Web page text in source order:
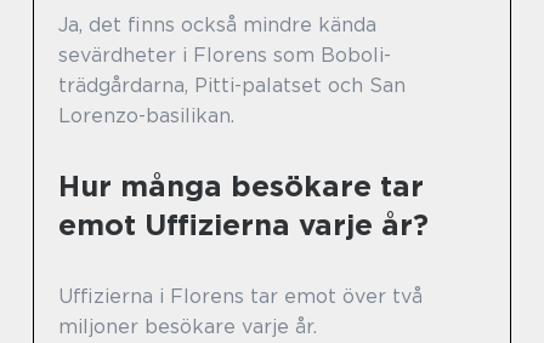
Ja, det finns också mindre kända
sevärdheter i Florens som Boboli-
trädgårdarna, Pitti-palatset och San
Lorenzo-basilikan.
Hur många besökare tar
emot Uffizierna varje år?
Uffizierna i Florens tar emot över två
miljoner besökare varje år.